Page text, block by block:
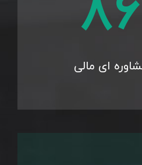
96
ای مالی